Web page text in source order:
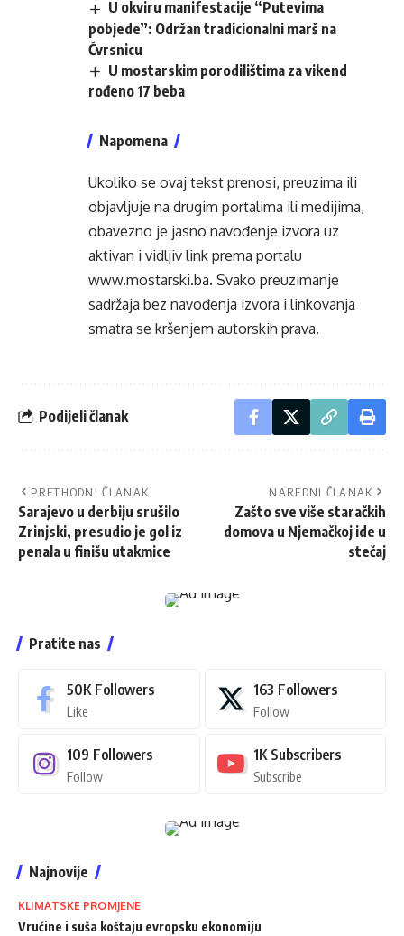
U okviru manifestacije “Putevima
pobjede”: Održan tradicionalni marš na
Čvrsnicu
U mostarskim porodilištima za vikend
rođeno 17 beba
Napomena
Ukoliko se ovaj tekst prenosi, preuzima ili
objavljuje na drugim portalima ili medijima,
obavezno je jasno navođenje izvora uz
aktivan i vidljiv link prema portalu
www.mostarski.ba. Svako preuzimanje
sadržaja bez navođenja izvora i linkovanja
smatra se kršenjem autorskih prava.
Podijeli članak
PRETHODNI ČLANAK
Sarajevo u derbiju srušilo
Zrinjski, presudio je gol iz
penala u finišu utakmice
NAREDNI ČLANAK
Zašto sve više staračkih
domova u Njemačkoj ide u
stečaj
Pratite nas
50K Followers
Like
163 Followers
Follow
109 Followers
Follow
1K Subscribers
Subscribe
Najnovije
KLIMATSKE PROMJENE
Vrućine i suša koštaju evropsku ekonomiju